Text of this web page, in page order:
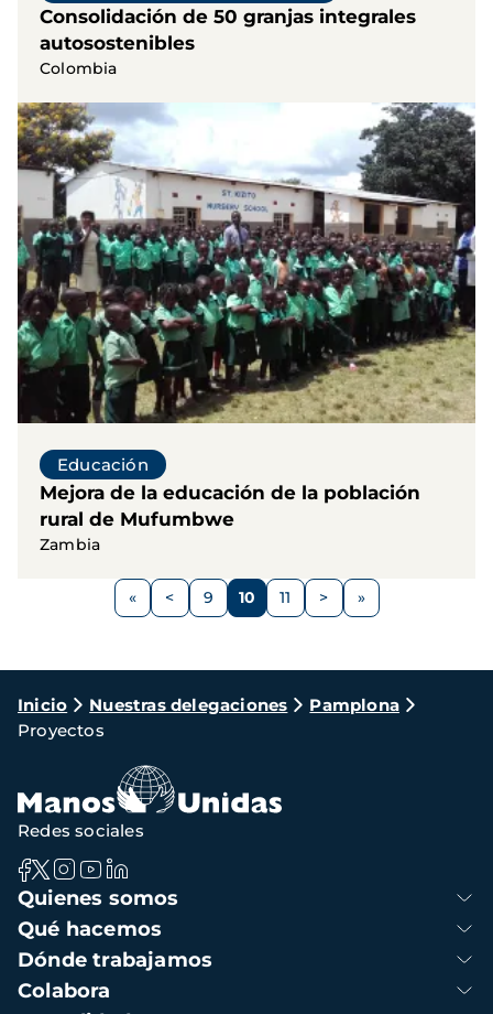
Consolidación de 50 granjas integrales
autosostenibles
Colombia
Educación
Mejora de la educación de la población
rural de Mufumbwe
Zambia
Paginación
Página
< Página
9 Página
10 Página
11
Siguiente
>
Ruta
de
navegación
Inicio Nuestras delegaciones
Pamplona
Proyectos
Navegación
principal
Quienes somos
Qué hacemos
Dónde trabajamos
Colabora
Redes sociales